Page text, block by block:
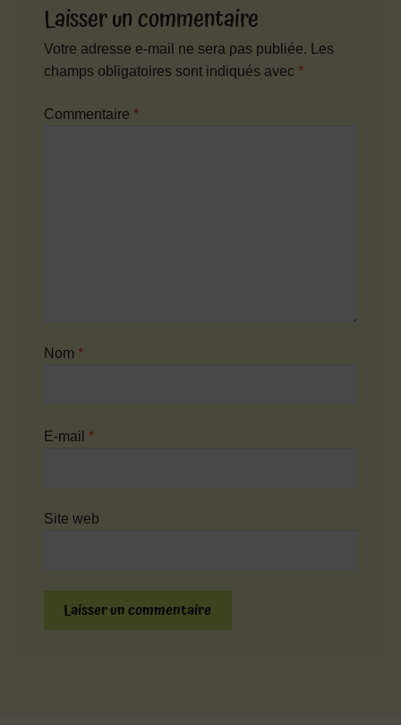
Laisser un commentaire
Votre adresse e-mail ne sera pas publiée. Les
champs obligatoires sont indiqués avec *
Commentaire *
Nom *
E-mail *
Site web